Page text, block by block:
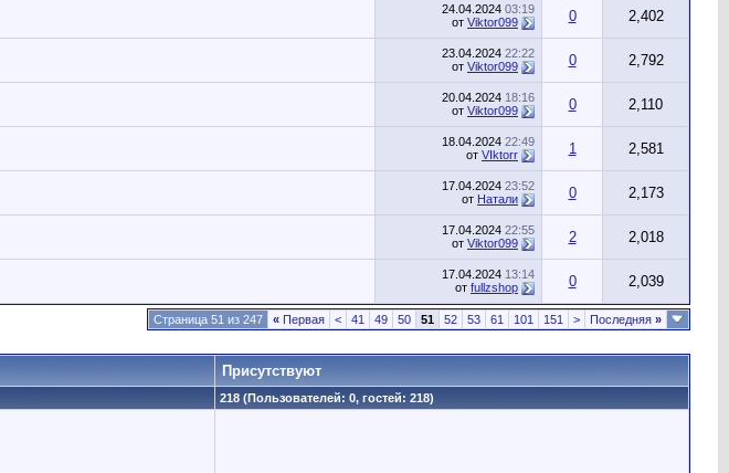
24.04.2024 03:19
от Viktor099 0 2,402
23.04.2024 22:22
от Viktor099 0 2,792
20.04.2024 18:16
от Viktor099 0 2,110
18.04.2024 22:49
от VIktorr 1 2,581
17.04.2024 23:52
от Натали 0 2,173
17.04.2024 22:55
от Viktor099 2 2,018
17.04.2024 13:14
от fullzshop 0 2,039
Страница 51 из 247 « Первая < 41 49 50 51 52 53 61 101 151 > Последняя »
Присутствуют
218 (Пользователей: 0, гостей: 218)